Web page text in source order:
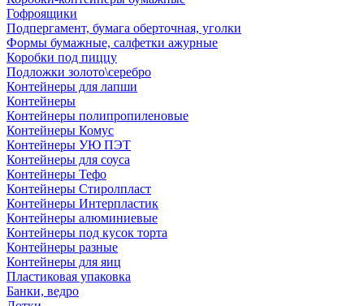
Гофроящики
Подпергамент, бумага оберточная, уголки
Формы бумажные, салфетки ажурные
Коробки под пиццу
Подложки золото\серебро
Контейнеры для лапши
Контейнеры
Контейнеры полипропиленовые
Контейнеры Комус
Контейнеры УЮ ПЭТ
Контейнеры для соуса
Контейнеры Тефо
Контейнеры Стиролпласт
Контейнеры Интерпластик
Контейнеры алюминиевые
Контейнеры под кусок торта
Контейнеры разные
Контейнеры для яиц
Пластиковая упаковка
Банки, ведро